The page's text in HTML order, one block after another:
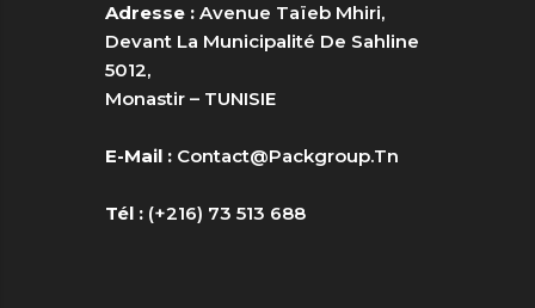
Adresse : Avenue Taïeb Mhiri,
Devant La Municipalité De Sahline
5012,
Monastir – TUNISIE
E-Mail : Contact@packgroup.tn
Tél : (+216) 73 513 688